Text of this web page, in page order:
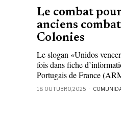
Le combat
anciens
Colonies
Le slogan «Unidos
fois dans fiche
Portugais de France
18 OUTUBRO, 2025